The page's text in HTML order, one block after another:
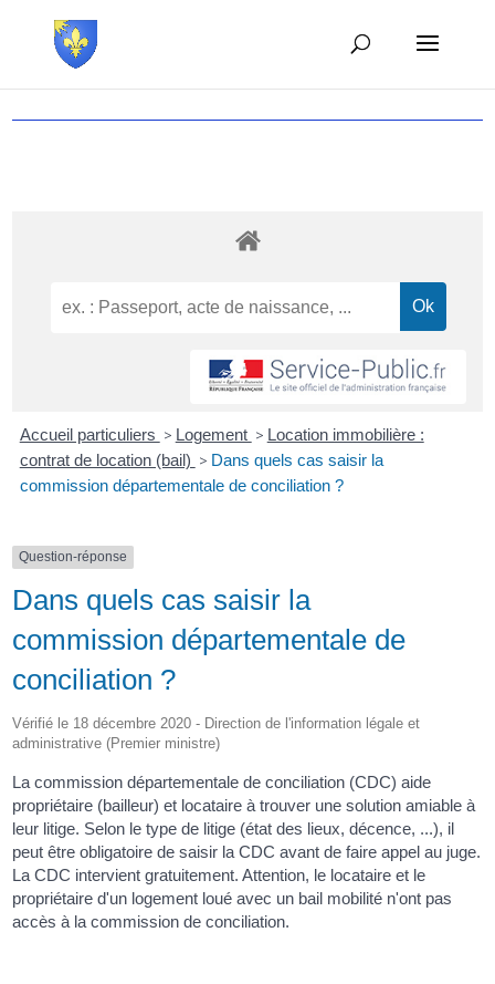
Accueil particuliers > Logement > Location immobilière :
contrat de location (bail) > Dans quels cas saisir la
commission départementale de conciliation ?
Question-réponse
Dans quels cas saisir la
commission départementale de
conciliation ?
Vérifié le 18 décembre 2020 - Direction de l'information légale et
administrative (Premier ministre)
La commission départementale de conciliation (CDC) aide
propriétaire (bailleur) et locataire à trouver une solution amiable à
leur litige. Selon le type de litige (état des lieux, décence, ...), il
peut être obligatoire de saisir la CDC avant de faire appel au juge.
La CDC intervient gratuitement. Attention, le locataire et le
propriétaire d'un logement loué avec un bail mobilité n'ont pas
accès à la commission de conciliation.